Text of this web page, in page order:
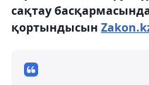
сақтау
қортындысын